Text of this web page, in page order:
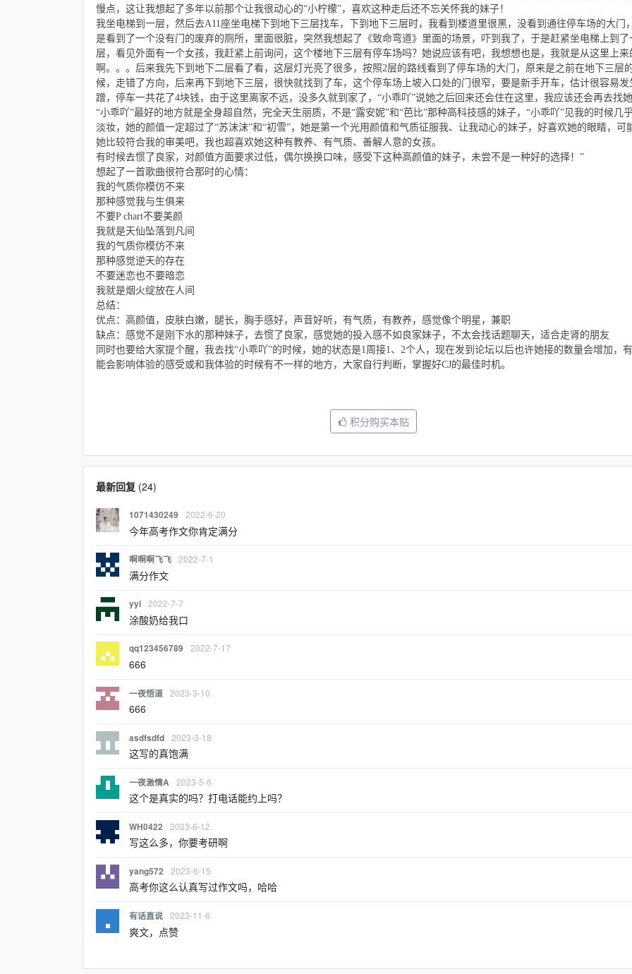
慢点，这让我想起了多年以前那个让我很动心的“小柠檬”，喜欢这种走后还不忘关怀我的妹子！
我坐电梯到一层，然后去A11座坐电梯下到地下三层找车，下到地下三层时，我看到楼道里很黑，没看到通往停车场的大门
是看到了一个没有门的废弃的厕所，里面很脏，突然我想起了《致命弯道》里面的场景，吓到我了，于是赶紧坐电梯上到了
层，看见外面有一个女孩，我赶紧上前询问，这个楼地下三层有停车场吗？她说应该有吧，我想想也是，我就是从这里上来
啊。。。后来我先下到地下二层看了看，这层灯光亮了很多，按照2层的路线看到了停车场的大门，原来是之前在地下三层
候，走错了方向，后来再下到地下三层，很快就找到了车，这个停车场上坡入口处的门很窄，要是新手开车，估计很容易发
蹭，停车一共花了4块钱，由于这里离家不远，没多久就到家了，“小乖吖”说她之后回来还会住在这里，我应该还会再去找她
“小乖吖”最好的地方就是全身超自然，完全天生丽质，不是“露安妮”和“芭比”那种高科技感的妹子，“小乖吖”见我的时候几
淡妆，她的颜值一定超过了“苏沫沫”和“初雪”，她是第一个光用颜值和气质征服我、让我动心的妹子，好喜欢她的眼睛，可
她比较符合我的审美吧，我也超喜欢她这种有教养、有气质、善解人意的女孩。
有时候去惯了良家，对颜值方面要求过低，偶尔换换口味，感受下这种高颜值的妹子，未尝不是一种好的选择！”
想起了一首歌曲很符合那时的心情：
我的气质你模仿不来
那种感觉我与生俱来
不要P chart不要美颜
我就是天仙坠落到凡间
我的气质你模仿不来
那种感觉逆天的存在
不要迷恋也不要暗恋
我就是烟火绽放在人间
总结：
优点：高颜值，皮肤白嫩，腿长，胸手感好，声音好听，有气质，有教养，感觉像个明星，兼职
缺点：感觉不是刚下水的那种妹子，去惯了良家，感觉她的投入感不如良家妹子，不太会找话题聊天，适合走肾的朋友
同时也要给大家提个醒，我去找“小乖吖”的时候，她的状态是1周接1、2个人，现在发到论坛以后也许她接的数量会增加，
能会影响体验的感受或和我体验的时候有不一样的地方，大家自行判断，掌握好CJ的最佳时机。
积分购买本贴
最新回复(24)
1071430249 2022-6-20
今年高考作文你肯定满分
啊啊啊飞飞 2022-7-1
满分作文
yyi 2022-7-7
涂酸奶给我口
qq123456789 2022-7-17
666
一夜悟道 2023-3-10
666
asdfsdfd 2023-3-18
这写的真饱满
一夜激情A 2023-5-6
这个是真实的吗？打电话能约上吗？
WH0422 2023-6-12
写这么多，你要考研啊
yang572 2023-6-15
高考你这么认真写过作文吗，哈哈
有话直说 2023-11-6
爽文，点赞